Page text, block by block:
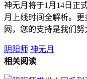
神无月将于1月14日正
月上线时间全解析。
网，您的支持是我们努
阴阳师 神无月
相关阅读